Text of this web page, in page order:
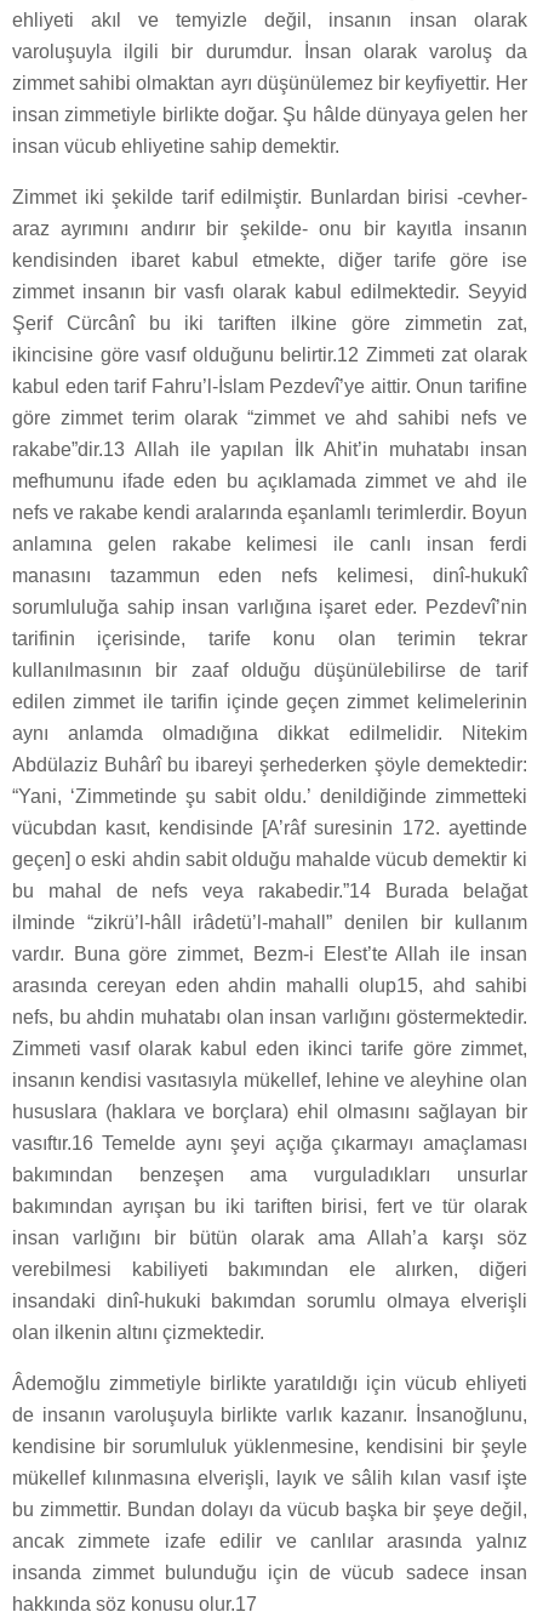
ehliyeti akıl ve temyizle değil, insanın insan olarak
varoluşuyla ilgili bir durumdur. İnsan olarak varoluş da
zimmet sahibi olmaktan ayrı düşünülemez bir keyfiyettir. Her
insan zimmetiyle birlikte doğar. Şu hâlde dünyaya gelen her
insan vücub ehliyetine sahip demektir.
Zimmet iki şekilde tarif edilmiştir. Bunlardan birisi -cevher-
araz ayrımını andırır bir şekilde- onu bir kayıtla insanın
kendisinden ibaret kabul etmekte, diğer tarife göre ise
zimmet insanın bir vasfı olarak kabul edilmektedir. Seyyid
Şerif Cürcânî bu iki tariften ilkine göre zimmetin zat,
ikincisine göre vasıf olduğunu belirtir.12 Zimmeti zat olarak
kabul eden tarif Fahru’l-İslam Pezdevî’ye aittir. Onun tarifine
göre zimmet terim olarak “zimmet ve ahd sahibi nefs ve
rakabe”dir.13 Allah ile yapılan İlk Ahit’in muhatabı insan
mefhumunu ifade eden bu açıklamada zimmet ve ahd ile
nefs ve rakabe kendi aralarında eşanlamlı terimlerdir. Boyun
anlamına gelen rakabe kelimesi ile canlı insan ferdi
manasını tazammun eden nefs kelimesi, dinî-hukukî
sorumluluğa sahip insan varlığına işaret eder. Pezdevî’nin
tarifinin içerisinde, tarife konu olan terimin tekrar
kullanılmasının bir zaaf olduğu düşünülebilirse de tarif
edilen zimmet ile tarifin içinde geçen zimmet kelimelerinin
aynı anlamda olmadığına dikkat edilmelidir. Nitekim
Abdülaziz Buhârî bu ibareyi şerhederken şöyle demektedir:
“Yani, ‘Zimmetinde şu sabit oldu.’ denildiğinde zimmetteki
vücubdan kasıt, kendisinde [A’râf suresinin 172. ayettinde
geçen] o eski ahdin sabit olduğu mahalde vücub demektir ki
bu mahal de nefs veya rakabedir.”14 Burada belağat
ilminde “zikrü’l-hâll irâdetü’l-mahall” denilen bir kullanım
vardır. Buna göre zimmet, Bezm-i Elest’te Allah ile insan
arasında cereyan eden ahdin mahalli olup15, ahd sahibi
nefs, bu ahdin muhatabı olan insan varlığını göstermektedir.
Zimmeti vasıf olarak kabul eden ikinci tarife göre zimmet,
insanın kendisi vasıtasıyla mükellef, lehine ve aleyhine olan
hususlara (haklara ve borçlara) ehil olmasını sağlayan bir
vasıftır.16 Temelde aynı şeyi açığa çıkarmayı amaçlaması
bakımından benzeşen ama vurguladıkları unsurlar
bakımından ayrışan bu iki tariften birisi, fert ve tür olarak
insan varlığını bir bütün olarak ama Allah’a karşı söz
verebilmesi kabiliyeti bakımından ele alırken, diğeri
insandaki dinî-hukuki bakımdan sorumlu olmaya elverişli
olan ilkenin altını çizmektedir.
Âdemoğlu zimmetiyle birlikte yaratıldığı için vücub ehliyeti
de insanın varoluşuyla birlikte varlık kazanır. İnsanoğlunu,
kendisine bir sorumluluk yüklenmesine, kendisini bir şeyle
mükellef kılınmasına elverişli, layık ve sâlih kılan vasıf işte
bu zimmettir. Bundan dolayı da vücub başka bir şeye değil,
ancak zimmete izafe edilir ve canlılar arasında yalnız
insanda zimmet bulunduğu için de vücub sadece insan
hakkında söz konusu olur.17